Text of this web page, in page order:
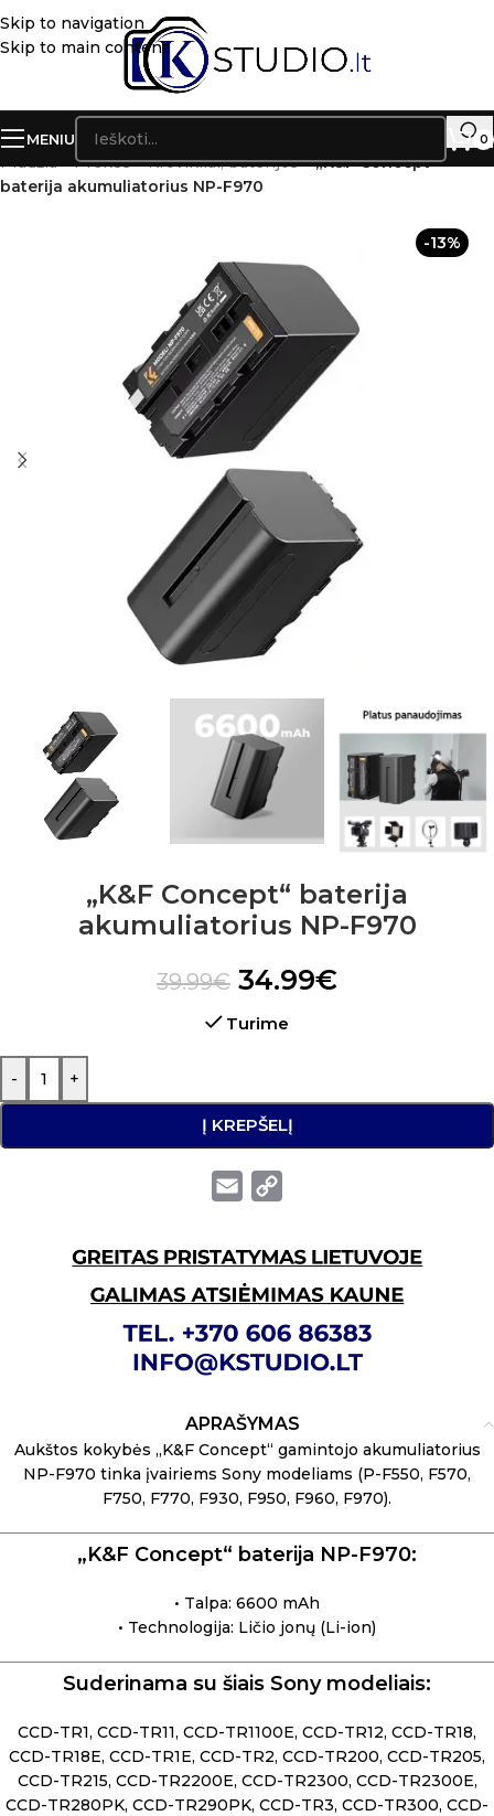
Skip to navigation
Skip to main content
MENIU 0
Pradžia»Prekės»Krovikliai, baterijos»„K&F Concept“
baterija akumuliatorius NP-F970
-13%
„K&F Concept“ baterija
akumuliatorius NP-F970
39.99€ 34.99€
Turime
- +
Į KREPŠELĮ
Email
APRAŠYMAS
Aukštos kokybės „K&F Concept“ gamintojo akumuliatorius
NP-F970 tinka įvairiems Sony modeliams (P-F550, F570,
F750, F770, F930, F950, F960, F970).
„K&F Concept“ baterija NP-F970:
• Talpa: 6600 mAh
• Technologija: Ličio jonų (Li-ion)
Suderinama su šiais Sony modeliais:
CCD-TR1, CCD-TR11, CCD-TR1100E, CCD-TR12, CCD-TR18,
CCD-TR18E, CCD-TR1E, CCD-TR2, CCD-TR200, CCD-TR205,
CCD-TR215, CCD-TR2200E, CCD-TR2300, CCD-TR2300E,
CCD-TR280PK, CCD-TR290PK, CCD-TR3, CCD-TR300, CCD-